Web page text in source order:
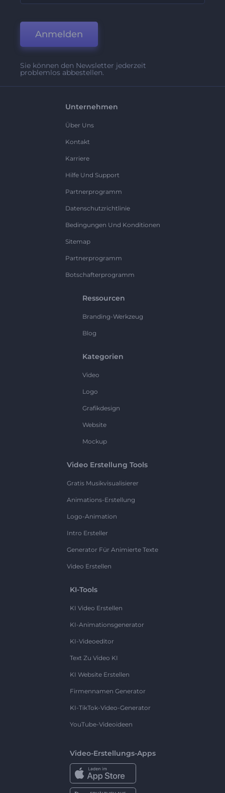
Anmelden
Sie können den Newsletter jederzeit
problemlos abbestellen.
Unternehmen
Über Uns
Kontakt
Karriere
Hilfe Und Support
Partnerprogramm
Datenschutzrichtlinie
Bedingungen Und Konditionen
Sitemap
Partnerprogramm
Botschafterprogramm
Ressourcen
Branding-Werkzeug
Blog
Kategorien
Video
Logo
Grafikdesign
Website
Mockup
Video Erstellung Tools
Gratis Musikvisualisierer
Animations-Erstellung
Logo-Animation
Intro Ersteller
Generator Für Animierte Texte
Video Erstellen
KI-Tools
KI Video Erstellen
KI-Animationsgenerator
KI-Videoeditor
Text Zu Video KI
KI Website Erstellen
Firmennamen Generator
KI-TikTok-Video-Generator
YouTube-Videoideen
Video-Erstellungs-Apps